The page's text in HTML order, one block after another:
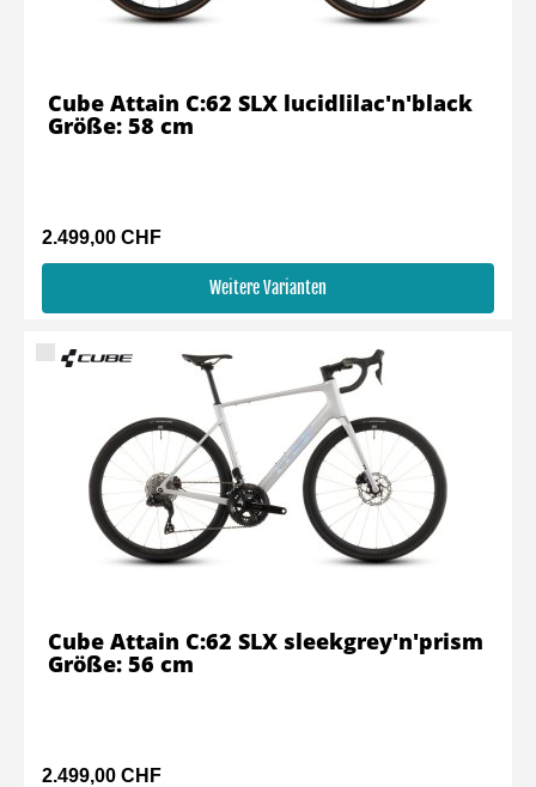
2.499,00 CHF
Weitere Varianten
Cube Attain C:62 SLX lucidlilac'n'black
Größe: 58 cm
2.499,00 CHF
Cube Attain C:62 SLX sleekgrey'n'prism
Größe: 56 cm